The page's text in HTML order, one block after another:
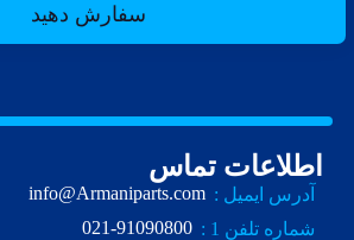
سفارش دهید
اطلاعات تماس
آدرس ایمیل : info@Armaniparts.com
شماره تلفن 1 :
021-91090800